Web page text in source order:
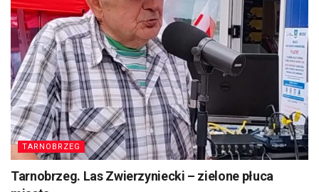
TARNOBRZEG
Tarnobrzeg. Las Zwierzyniecki – zielone płuca